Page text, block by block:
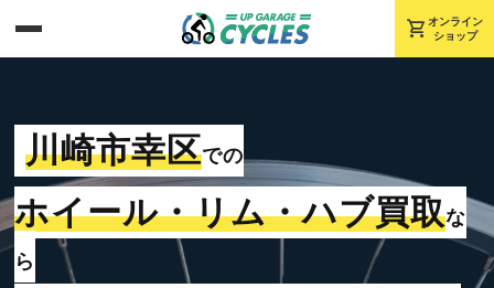
shopping_cart オンライン
ショップ
川崎市幸区での
ホイール・リム・ハブ買取な
ら